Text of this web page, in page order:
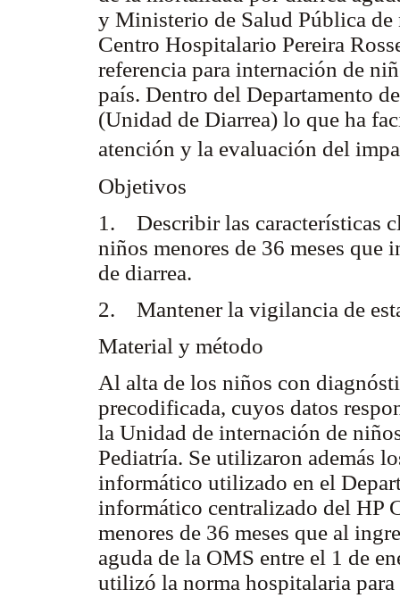
y Ministerio de Salud Pública
Centro Hospitalario Pereira
referencia para internación de
país. Dentro del Departamento
(Unidad de Diarrea) lo que ha
atención y la evaluación del
Objetivos
1. Describir las características
niños menores de 36 meses que
de diarrea.
2. Mantener la vigilancia de
Material y método
Al alta de los niños con
precodificada, cuyos datos
la Unidad de internación de
Pediatría. Se utilizaron además
informático utilizado en el
informático centralizado del HP
menores de 36 meses que al
aguda de la OMS entre el 1 de
utilizó la norma hospitalaria para